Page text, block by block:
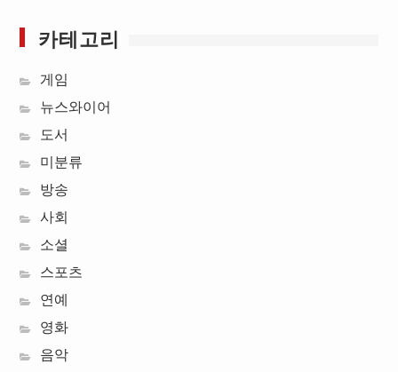
카테고리
게임
뉴스와이어
도서
미분류
방송
사회
소셜
스포츠
연예
영화
음악